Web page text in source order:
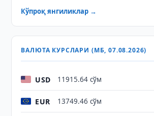
Кўпроқ янгиликлар →
ВАЛЮТА КУРСЛАРИ (МБ, 07.08.2026)
USD 11915.64 сўм
EUR 13749.46 сўм